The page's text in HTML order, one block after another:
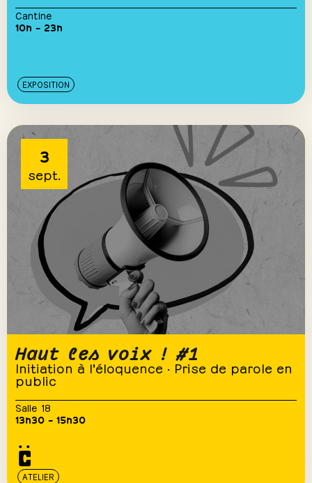
Cantine
10h – 23h
EXPOSITION
3
sept.
Haut les voix ! #1
Initiation à l'éloquence · Prise de parole en
public
Salle 18
13h30 – 15h30
ATELIER